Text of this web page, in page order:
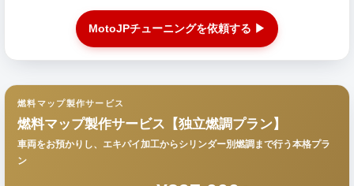
MotoJPチューニングを依頼する ▶
燃料マップ製作サービス
燃料マップ製作サービス【独立燃調プラン】
車両をお預かりし、エキパイ加工からシリンダー別燃調まで行う本格プラ
ン